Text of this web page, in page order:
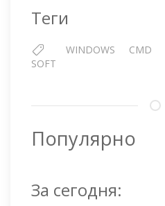
Теги
WINDOWS CMD
SOFT
Популярно
За сегодня: